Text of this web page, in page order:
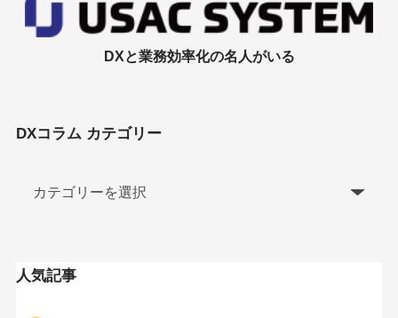
DXと業務効率化の名人がいる
DXコラム カテゴリー
人気記事